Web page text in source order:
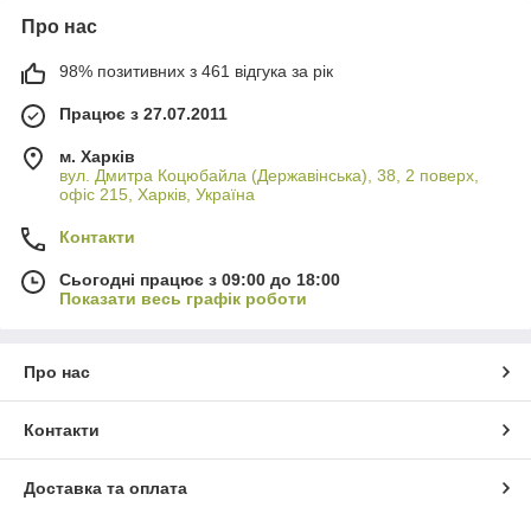
Про нас
98% позитивних з 461 відгука за рік
Працює з 27.07.2011
м. Харків
вул. Дмитра Коцюбайла (Державінська), 38, 2 поверх,
офіс 215, Харків, Україна
Контакти
Сьогодні працює з 09:00 до 18:00
Показати весь графік роботи
Про нас
Контакти
Доставка та оплата